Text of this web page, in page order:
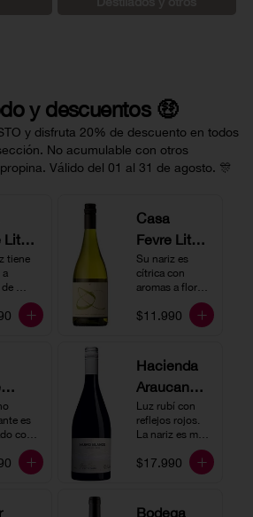
y descuentos 🤑
y disfruta 20% de descuento en todos
No acumulable con otros
Válido del 01 al 31 de agosto. 🎊
Little
tiene
a
En
una
muy
como
de
Casa
Fevre Little
Quino
Sauvignon
Su nariz es
cítrica con
aromas a flores
blancas y lima.
En boca tiene
vertical y de
persistencia
media. Ideal
para acompañar
con ostras.
$11.990
es
con
y se
a partir
y
Hacienda
Araucano-
Lurton
Humo
Gran
Luz rubí con
reflejos rojos.
La nariz es muy
expresiva con
notas de fresa y
rico y redondo
$17.990
Bodega